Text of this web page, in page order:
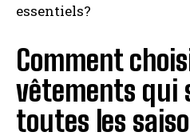
essentiels?
Comment
vêtements qui
toutes les